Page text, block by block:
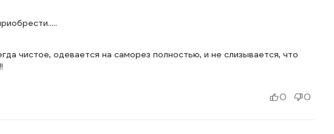
чистое, одевается на саморез полностью, и не слизывается, что
0 0